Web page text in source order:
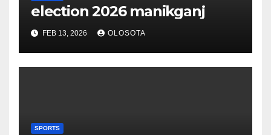
election 2026 manikganj
FEB 13, 2026 OLOSOTA
SPORTS